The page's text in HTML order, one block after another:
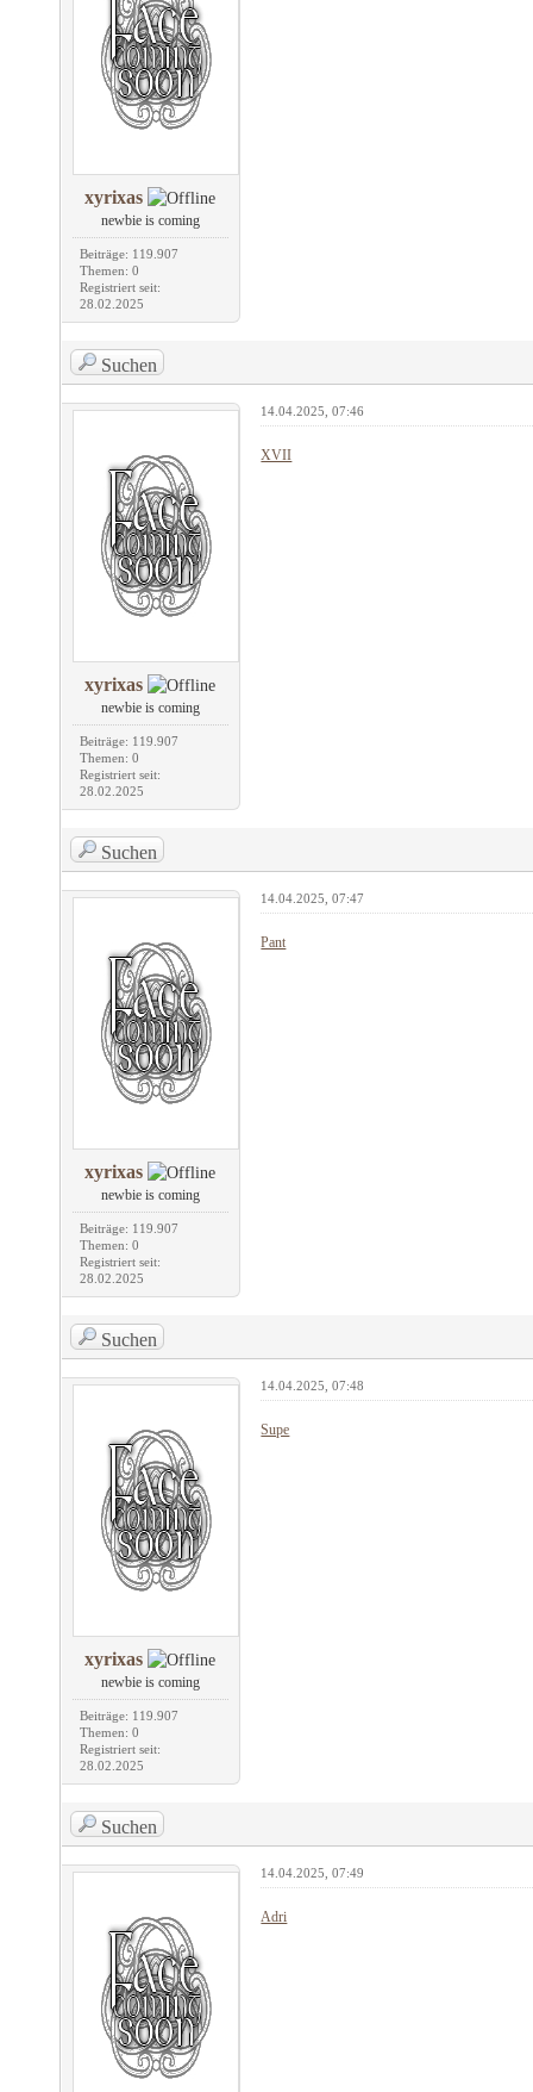
xyrixas
newbie is coming
Beiträge: 119.907
Themen: 0
Registriert seit:
28.02.2025
Suchen
xyrixas
newbie is coming
Beiträge: 119.907
Themen: 0
Registriert seit:
28.02.2025
14.04.2025, 07:46
XVII
Suchen
xyrixas
newbie is coming
Beiträge: 119.907
Themen: 0
Registriert seit:
28.02.2025
14.04.2025, 07:47
Pant
Suchen
xyrixas
newbie is coming
Beiträge: 119.907
Themen: 0
Registriert seit:
28.02.2025
14.04.2025, 07:48
Supe
Suchen
14.04.2025, 07:49
Adri